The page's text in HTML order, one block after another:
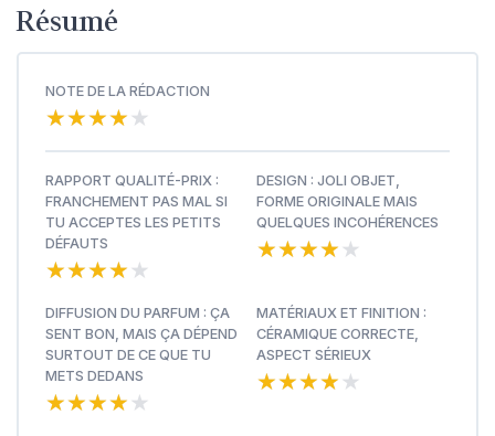
Résumé
NOTE DE LA RÉDACTION
★★★★★
★★★★★
RAPPORT QUALITÉ-PRIX :
FRANCHEMENT PAS MAL SI
TU ACCEPTES LES PETITS
DÉFAUTS
★★★★★
★★★★★
DESIGN : JOLI OBJET,
FORME ORIGINALE MAIS
QUELQUES INCOHÉRENCES
★★★★★
★★★★★
DIFFUSION DU PARFUM : ÇA
SENT BON, MAIS ÇA DÉPEND
SURTOUT DE CE QUE TU
METS DEDANS
★★★★★
★★★★★
MATÉRIAUX ET FINITION :
CÉRAMIQUE CORRECTE,
ASPECT SÉRIEUX
★★★★★
★★★★★